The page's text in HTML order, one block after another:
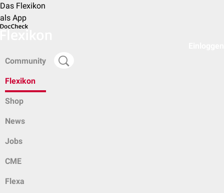
Das Flexikon
als App
Community
Flexikon
Shop
News
Jobs
CME
Flexa